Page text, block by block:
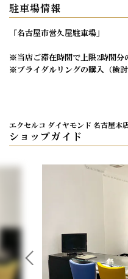
駐車場情報
「名古屋市営久屋駐車場」
※当店ご滞在時間で上限2時間分
※ブライダルリングの購入（検
エクセルコ ダイヤモンド 名古屋本
ショップガイド